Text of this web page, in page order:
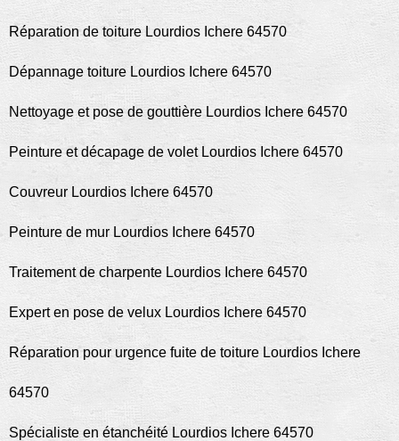
Réparation de toiture Lourdios Ichere 64570
Dépannage toiture Lourdios Ichere 64570
Nettoyage et pose de gouttière Lourdios Ichere 64570
Peinture et décapage de volet Lourdios Ichere 64570
Couvreur Lourdios Ichere 64570
Peinture de mur Lourdios Ichere 64570
Traitement de charpente Lourdios Ichere 64570
Expert en pose de velux Lourdios Ichere 64570
Réparation pour urgence fuite de toiture Lourdios Ichere
64570
Spécialiste en étanchéité Lourdios Ichere 64570